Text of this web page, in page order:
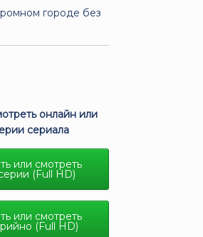
городе без
онлайн или
сериала
или смотреть
(Full HD)
или смотреть
(Full HD)